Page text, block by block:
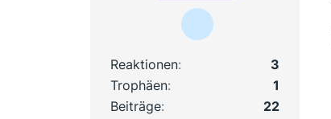
Reaktionen
3
Trophäen
1
Beiträge
22